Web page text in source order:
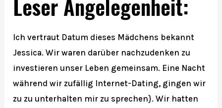
Leser Angelegenheit:
Ich vertraut Datum dieses Mädchens bekannt
Jessica. Wir waren darüber nachzudenken zu
investieren unser Leben gemeinsam. Eine Nacht
während wir zufällig Internet-Dating, gingen wir
zu zu unterhalten mir zu sprechen}. Wir hatten